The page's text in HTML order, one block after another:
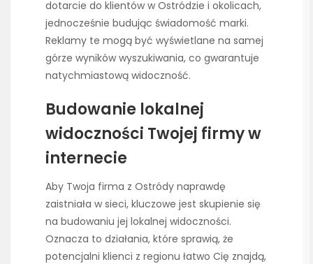
dotarcie do klientów w Ostródzie i okolicach,
jednocześnie budując świadomość marki.
Reklamy te mogą być wyświetlane na samej
górze wyników wyszukiwania, co gwarantuje
natychmiastową widoczność.
Budowanie lokalnej
widoczności Twojej firmy w
internecie
Aby Twoja firma z Ostródy naprawdę
zaistniała w sieci, kluczowe jest skupienie się
na budowaniu jej lokalnej widoczności.
Oznacza to działania, które sprawią, że
potencjalni klienci z regionu łatwo Cię znajdą,